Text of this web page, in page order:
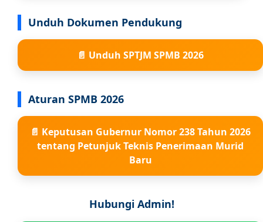
Unduh Dokumen Pendukung
📄 Unduh SPTJM SPMB 2026
Aturan SPMB 2026
📄 Keputusan Gubernur Nomor 238 Tahun 2026
tentang Petunjuk Teknis Penerimaan Murid
Baru
Hubungi Admin!